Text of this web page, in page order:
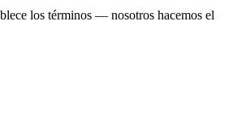
los términos — nosotros hacemos el